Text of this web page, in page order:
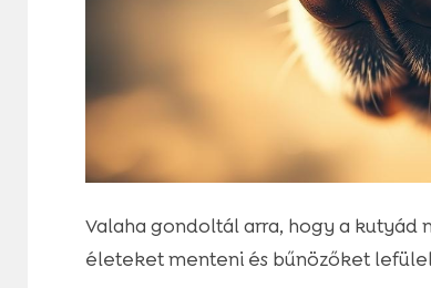
Valaha gondoltál arra, hogy a kutyád
életeket menteni és bűnözőket